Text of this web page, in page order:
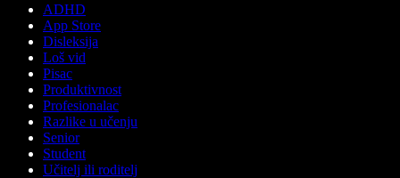
ADHD
App Store
Disleksija
Loš vid
Pisac
Produktivnost
Profesionalac
Razlike u učenju
Senior
Student
Učitelj ili roditelj